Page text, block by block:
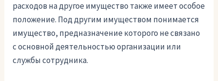
расходов на другое имущество также имеет особое
положение. Под другим имуществом понимается
имущество, предназначение которого не связано
с основной деятельностью организации или
службы сотрудника.